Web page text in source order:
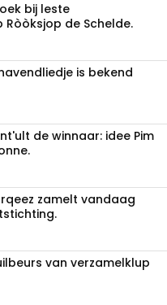
bij leste
de Schelde.
is bekend
de winnaar: idee Pim
zamelt vandaag
van verzamelklup